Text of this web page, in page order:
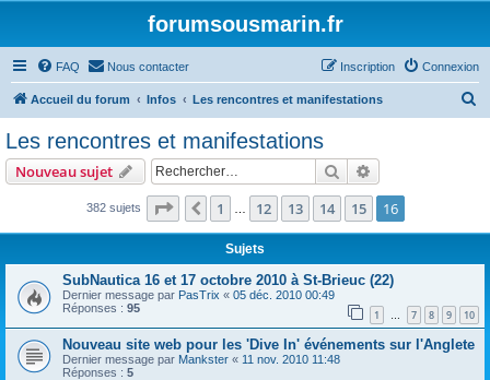
forumsousmarin.fr
FAQ Nous contacter Connexion
Inscription
Accueil du forum Infos Les rencontres et manifestations
e
r
Les rencontres et manifestations
Nouveau sujet Rechercher
382 sujets Page 16 sur 16
Précédent
1 12 13 14 15 16
Sujets
SubNautica 16 et 17 octobre 2010 à St-Brieuc (22)
Dernier message par PasTrix « 05 déc. 2010 00:49
Réponses : 95 1 … 7 8 9 10
Nouveau site web pour les 'Dive In' événements sur l'Anglete
Dernier message par Mankster « 11 nov. 2010 11:48
Réponses : 5